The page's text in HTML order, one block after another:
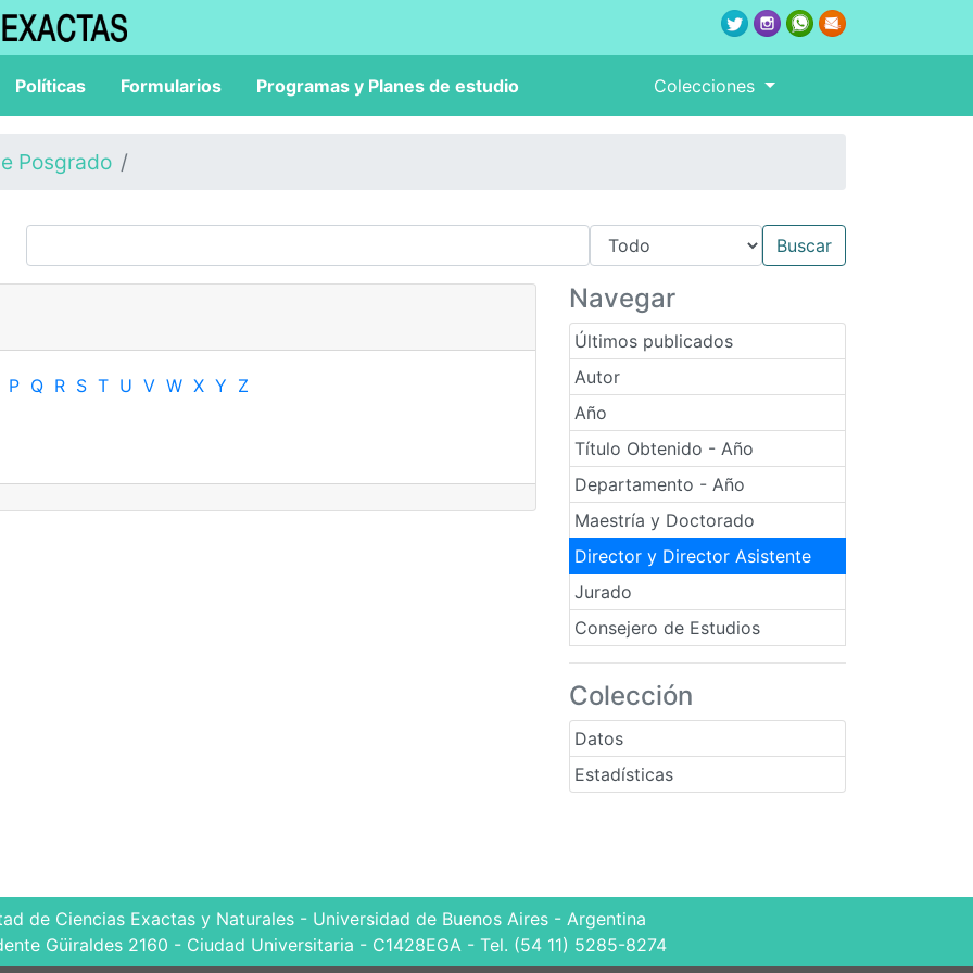
Políticas Formularios Programas y Planes de estudio Colecciones
Posgrado
Navegar
Últimos publicados
Autor
Año
Título Obtenido - Año
Departamento - Año
Maestría y Doctorado
Director y Director Asistente
Jurado
Consejero de Estudios
Colección
Datos
Estadísticas
P Q R S T U V W X Y Z
de Ciencias Exactas y Naturales - Universidad de Buenos Aires - Argentina
Güiraldes 2160 - Ciudad Universitaria - C1428EGA - Tel. (54 11) 5285-8274